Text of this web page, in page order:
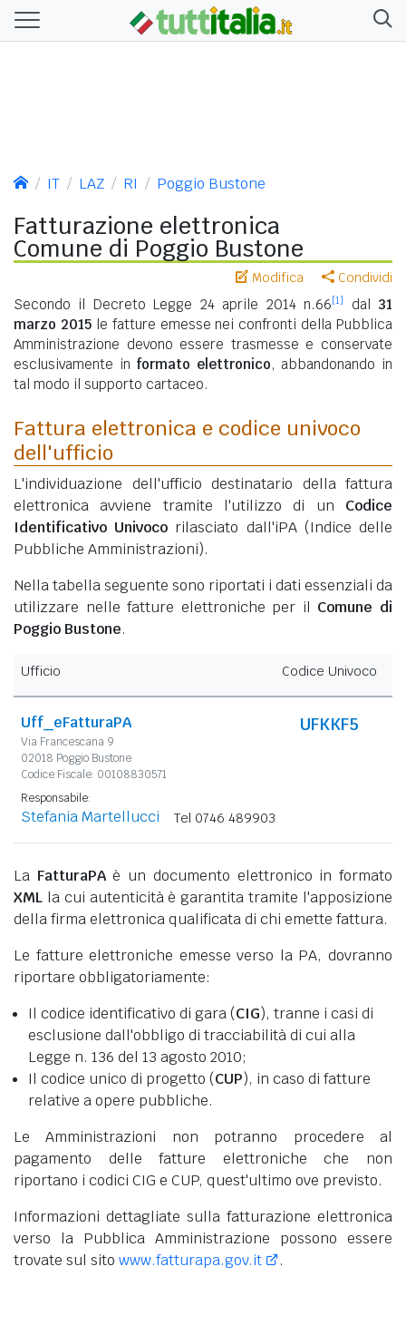
IT LAZ RI Poggio Bustone
Fatturazione elettronica
Comune di Poggio Bustone
Modifica Condividi
Secondo il Decreto Legge 24 aprile 2014 n.66[1] dal 31
marzo 2015le fatture emesse nei confronti della Pubblica
Amministrazione devono essere trasmesse e conservate
esclusivamente in formato elettronico, abbandonando in
tal modo il supporto cartaceo.
Fattura elettronica e codice univoco
dell'ufficio
L'individuazione dell'ufficio destinatario della fattura
elettronica avviene tramite l'utilizzo di un Codice
Identificativo Univoco rilasciato dall'iPA (Indice delle
Pubbliche Amministrazioni).
Nella tabella seguente sono riportati i dati essenziali da
utilizzare nelle fatture elettroniche per il Comune di
Poggio Bustone.
Ufficio Codice Univoco
Uff_eFatturaPA
Via Francescana 9
02018 Poggio Bustone
Codice Fiscale: 00108830571
UFKKF5
Responsabile:
Stefania Martellucci Tel 0746 489903
La FatturaPAè un documento elettronico in formato
XML la cui autenticità è garantita tramite l'apposizione
della firma elettronica qualificata di chi emette fattura.
Le fatture elettroniche emesse verso la PA, dovranno
riportare obbligatoriamente:
Il codice identificativo di gara (CIG), tranne i casi di
esclusione dall'obbligo di tracciabilità di cui alla
Legge n. 136 del 13 agosto 2010;
Il codice unico di progetto (CUP), in caso di fatture
relative a opere pubbliche.
Le Amministrazioni non potranno procedere al
pagamento delle fatture elettroniche che non
riportano i codici CIG e CUP, quest'ultimo ove previsto.
Informazioni dettagliate sulla fatturazione elettronica
verso la Pubblica Amministrazione possono essere
trovate sul sito www.fatturapa.gov.it .